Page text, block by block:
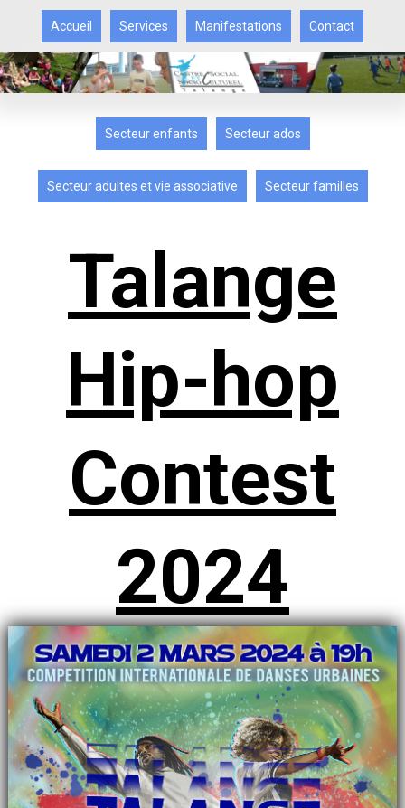
Accueil Services Manifestations Contact
Secteur enfants Secteur ados
Secteur adultes et vie associative Secteur familles
Talange
Hip-hop
Contest
2024